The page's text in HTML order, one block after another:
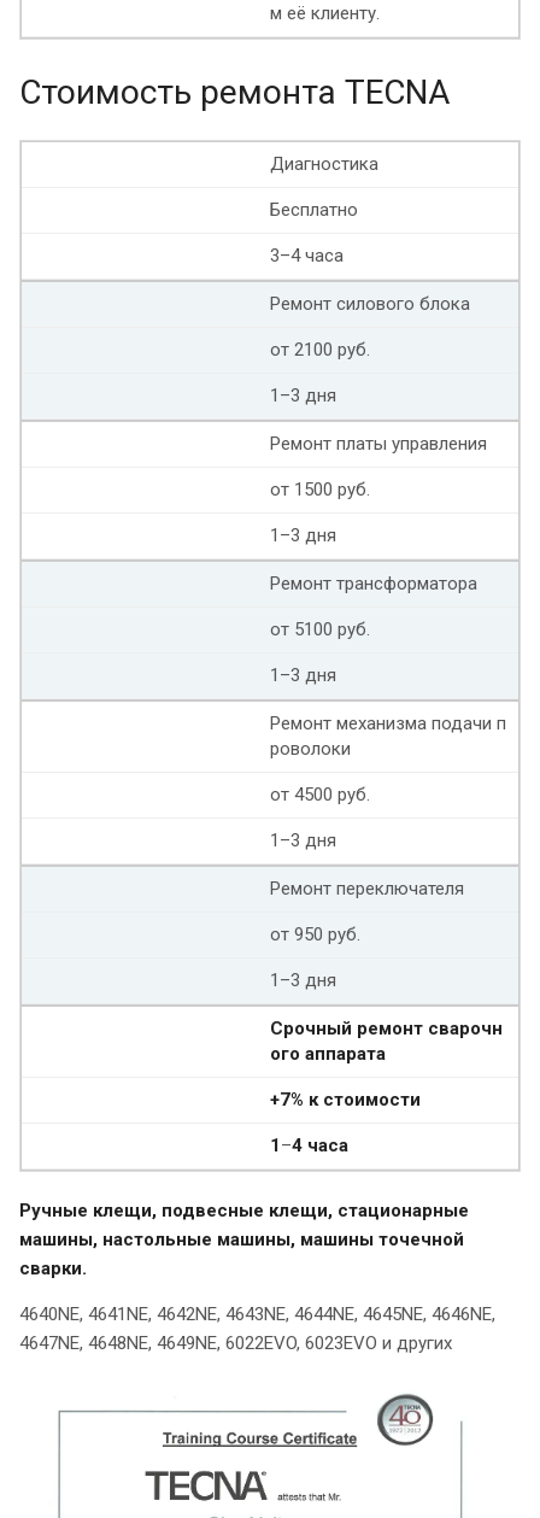
м её клиенту.
Стоимость ремонта TECNA
Диагностика
Бесплатно
3–4 часа
Ремонт силового блока
от 2100 руб.
1–3 дня
Ремонт платы управления
от 1500 руб.
1–3 дня
Ремонт трансформатора
от 5100 руб.
1–3 дня
Ремонт механизма подачи п
роволоки
от 4500 руб.
1–3 дня
Ремонт переключателя
от 950 руб.
1–3 дня
Срочный ремонт сварочн
ого аппарата
+7% к стоимости
1–4 часа
Ручные клещи, подвесные клещи, стационарные
машины, настольные машины, машины точечной
сварки.
4640NE, 4641NE, 4642NE, 4643NE, 4644NE, 4645NE, 4646NE,
4647NE, 4648NE, 4649NE, 6022EVO, 6023EVO и других